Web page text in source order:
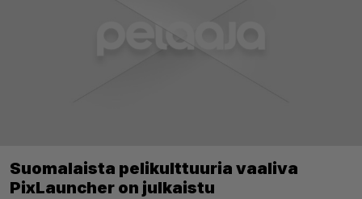
Suomalaista pelikulttuuria vaaliva
PixLauncher on julkaistu